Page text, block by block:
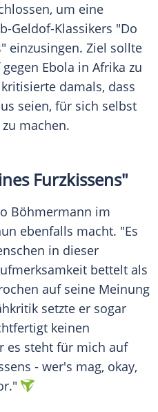
um eine
Geldof-Klassikers "Do
einzusingen. Ziel sollte
Ebola in Afrika zu
damals, dass
seien, für sich selbst
machen.
Furzkissens"
Böhmermann im
ebenfalls macht. "Es
in dieser
bettelt als
auf seine Meinung
setzte er sogar
keinen
es steht für mich auf
- wer's mag, okay,